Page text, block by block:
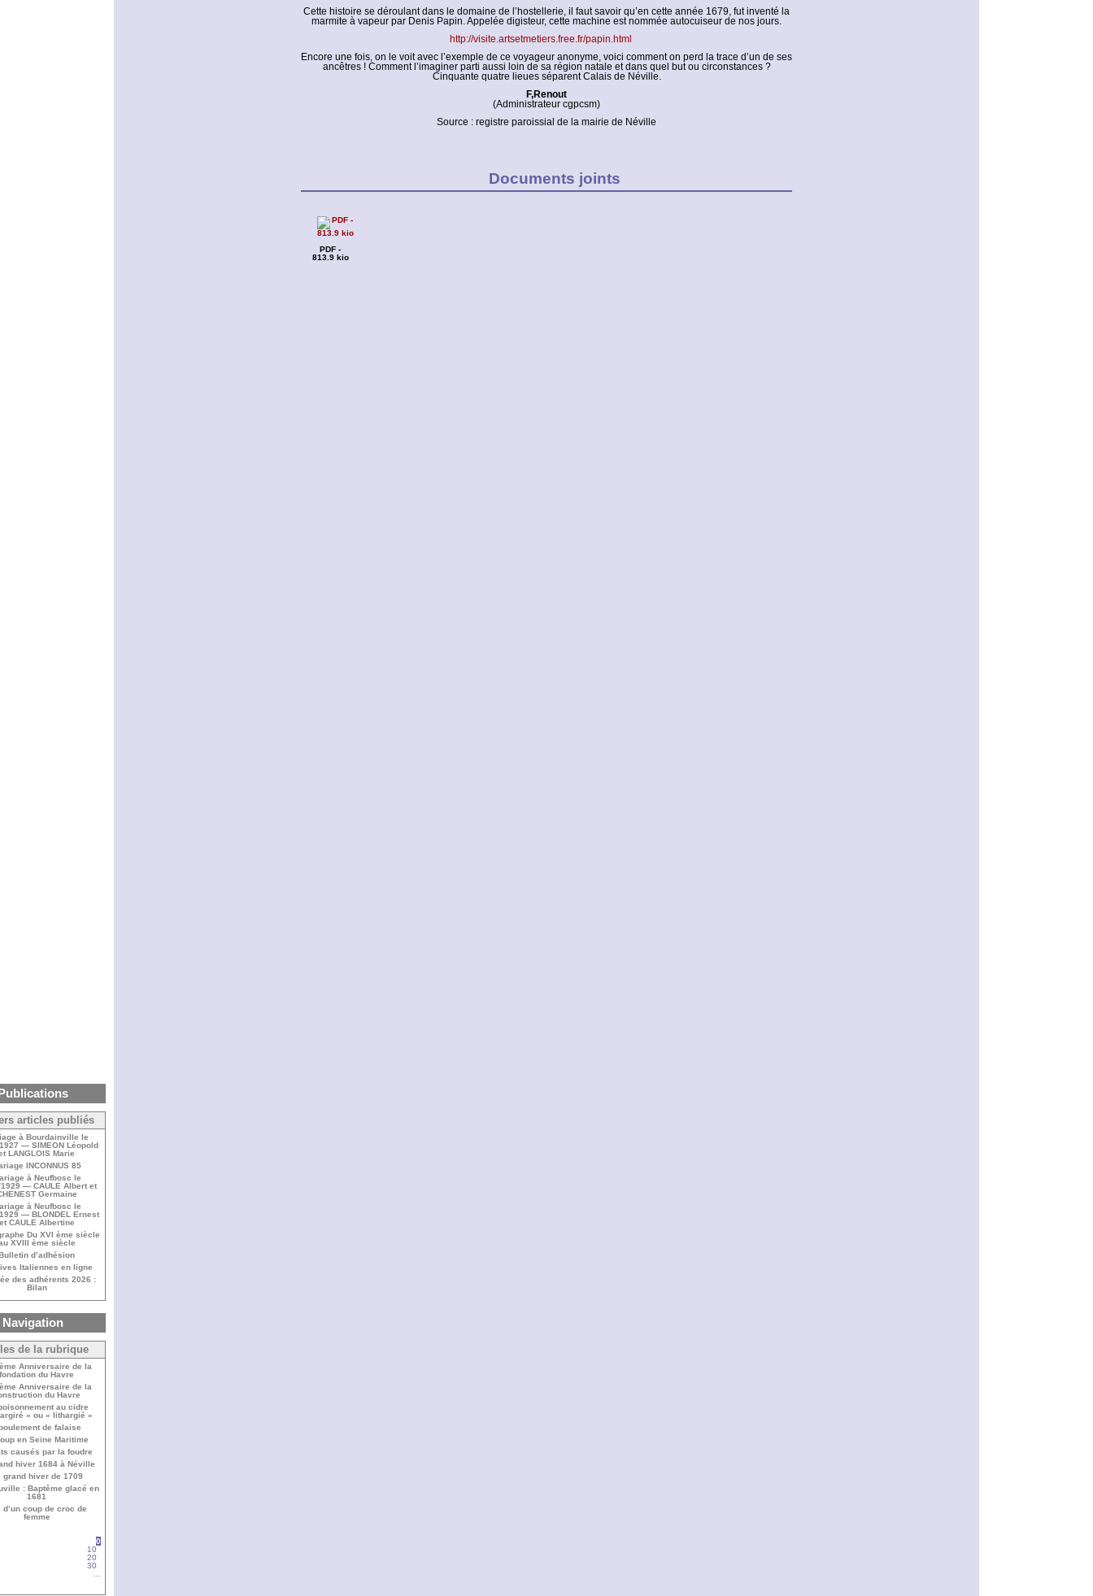
Cette histoire se déroulant dans le domaine de l’hostellerie, il faut savoir qu’en cette année 1679, fut inventé la
marmite à vapeur par Denis Papin. Appelée digisteur, cette machine est nommée autocuiseur de nos jours.
http://visite.artsetmetiers.free.fr/papin.html
Encore une fois, on le voit avec l’exemple de ce voyageur anonyme, voici comment on perd la trace d’un de ses
ancêtres ! Comment l’imaginer parti aussi loin de sa région natale et dans quel but ou circonstances ?
Cinquante quatre lieues séparent Calais de Néville.
F,Renout
(Administrateur cgpcsm)
Source : registre paroissial de la mairie de Néville
Documents joints
PDF -
813.9 kio
articles publiés
à Bourdainville le
— SIMEON Léopold
LANGLOIS Marie
INCONNUS 85
à Neufbosc le
— CAULE Albert et
Germaine
à Neufbosc le
— BLONDEL Ernest
CAULE Albertine
Du XVI ème siècle
XVIII ème siècle
d’adhésion
Italiennes en ligne
des adhérents 2026 :
Bilan
Navigation
de la rubrique
Anniversaire de la
fondation du Havre
Anniversaire de la
du Havre
au cidre
» ou « lithargié »
de falaise
en Seine Maritime
causés par la foudre
hiver 1684 à Néville
grand hiver de 1709
: Baptême glacé en
1681
d’un coup de croc de
femme
0
10
20
30